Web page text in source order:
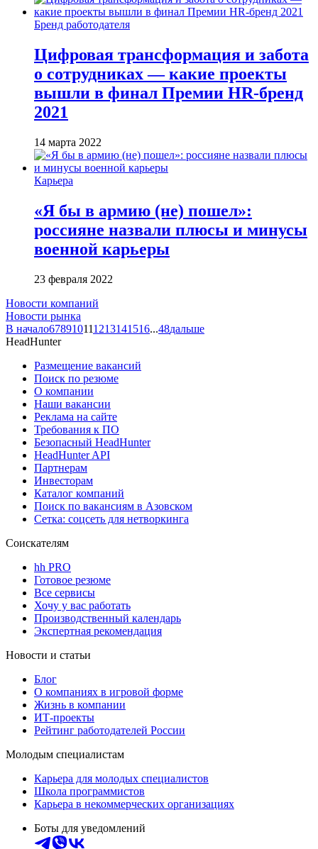
Бренд работодателя
Цифровая трансформация и забота
о сотрудниках — какие проекты
вышли в финал Премии HR-бренд
2021
14 марта 2022
Карьера
«Я бы в армию (не) пошел»:
россияне назвали плюсы и минусы
военной карьеры
23 февраля 2022
Новости компаний
Новости рынка
В начало678910111213141516...48дальше
HeadHunter
Размещение вакансий
Поиск по резюме
О компании
Наши вакансии
Реклама на сайте
Требования к ПО
Безопасный HeadHunter
HeadHunter API
Партнерам
Инвесторам
Каталог компаний
Поиск по вакансиям в Азовском
Сетка: соцсеть для нетворкинга
Соискателям
hh PRO
Готовое резюме
Все сервисы
Хочу у вас работать
Производственный календарь
Экспертная рекомендация
Новости и статьи
Блог
О компаниях в игровой форме
Жизнь в компании
ИТ-проекты
Рейтинг работодателей России
Молодым специалистам
Карьера для молодых специалистов
Школа программистов
Карьера в некоммерческих организациях
Боты для уведомлений